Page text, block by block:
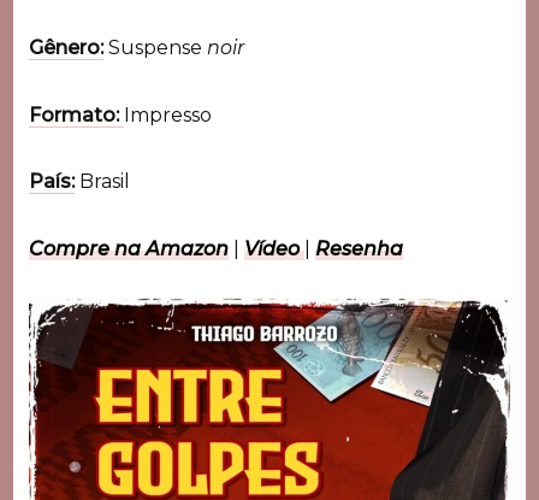
Gênero:Suspense noir
Formato: Impresso
País:Brasil
Compre na Amazon Vídeo| Resenha